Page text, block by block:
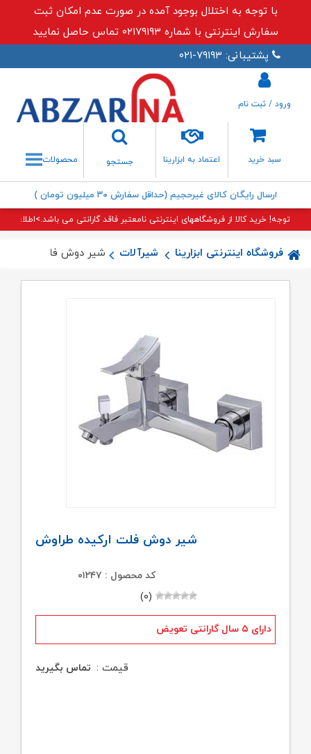
با توجه به اختلال بوجود آمده در صورت عدم امکان ثبت
سفارش اینترنتی با شماره ۰۲۱۷۹۱۹۳ تماس حاصل نمایید
پشتیبانی: ۷۹۱۹۳-۰۲۱
سبد خرید اعتماد به ابزارینا
جستجو
جستجو
ورود / ثبت نام
محصولات
ارسال رایگان کالای غیرحجیم (حداقل سفارش ۳۰ میلیون تومان )
توجه! خرید کالا از فروشگاههای اینترنتی نامعتبر فاقد گارانتی می باشد.>اطلاعات
فروشگاه اینترنتی ابزارینا شیرآلات شیر دوش فلت ارکیده
شیر دوش فلت ارکیده طراوش
کد محصول : ۰۱۲۴۷
(۰)
دارای ۵ سال گارانتی تعویض
قیمت : تماس بگیرید